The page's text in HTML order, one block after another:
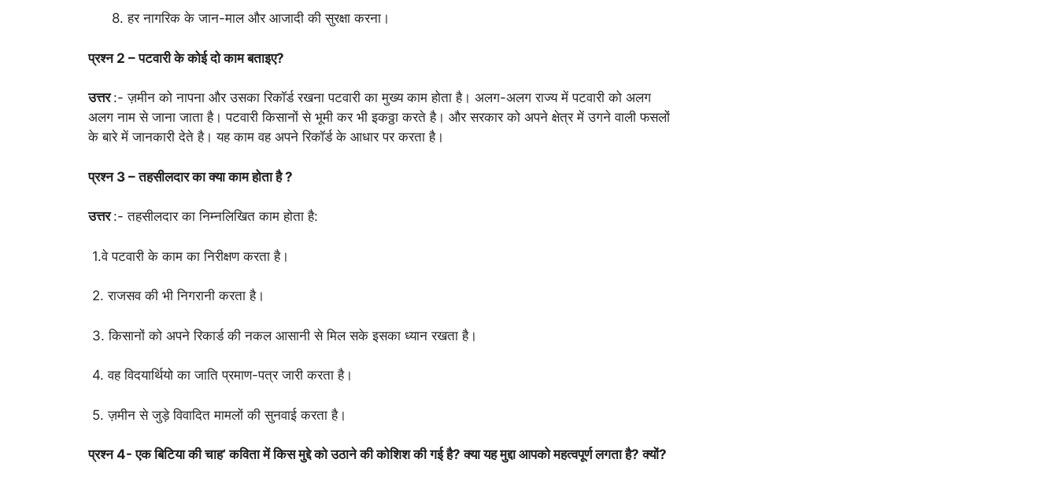
8. हर नागरिक के जान-माल और आजादी की सुरक्षा करना।
प्रश्न 2 – पटवारी के कोई दो काम बताइए?
उत्तर:- ज़मीन को नापना और उसका रिकॉर्ड रखना पटवारी का मुख्य काम होता है। अलग-अलग राज्य में पटवारी को अलग
अलग नाम से जाना जाता है। पटवारी किसानों से भूमी कर भी इकठ्ठा करते है। और सरकार को अपने क्षेत्र में उगने वाली फसलों
के बारे में जानकारी देते है। यह काम वह अपने रिकॉर्ड के आधार पर करता है।
प्रश्न 3 – तहसीलदार का क्या काम होता है ?
उत्तर:- तहसीलदार का निम्नलिखित काम होता है:
1.वे पटवारी के काम का निरीक्षण करता है।
2. राजसव की भी निगरानी करता है।
3. किसानों को अपने रिकार्ड की नकल आसानी से मिल सके इसका ध्यान रखता है।
4. वह विदयार्थियो का जाति प्रमाण-पत्र जारी करता है।
5. ज़मीन से जुड़े विवादित मामलों की सुनवाई करता है।
प्रश्न 4- एक बिटिया की चाह’ कविता में किस मुद्दे को उठाने की कोशिश की गई है? क्या यह मुद्दा आपको महत्वपूर्ण लगता है? क्यों?